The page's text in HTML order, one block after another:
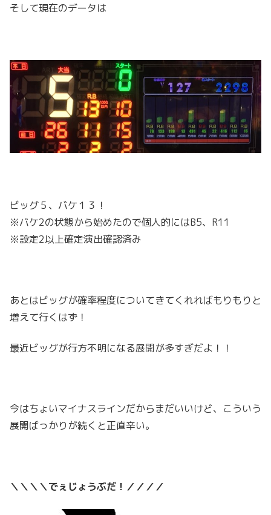
そして現在のデータは
ビッグ５、バケ１３！
※バケ2の状態から始めたので個人的にはB5、R11
※設定2以上確定演出確認済み
あとはビッグが確率程度についてきてくれればもりもりと
増えて行くはず！
最近ビッグが行方不明になる展開が多すぎだよ！！
今はちょいマイナスラインだからまだいいけど、こういう
展開ばっかりが続くと正直辛い。
＼＼＼＼でぇじょうぶだ！／／／／